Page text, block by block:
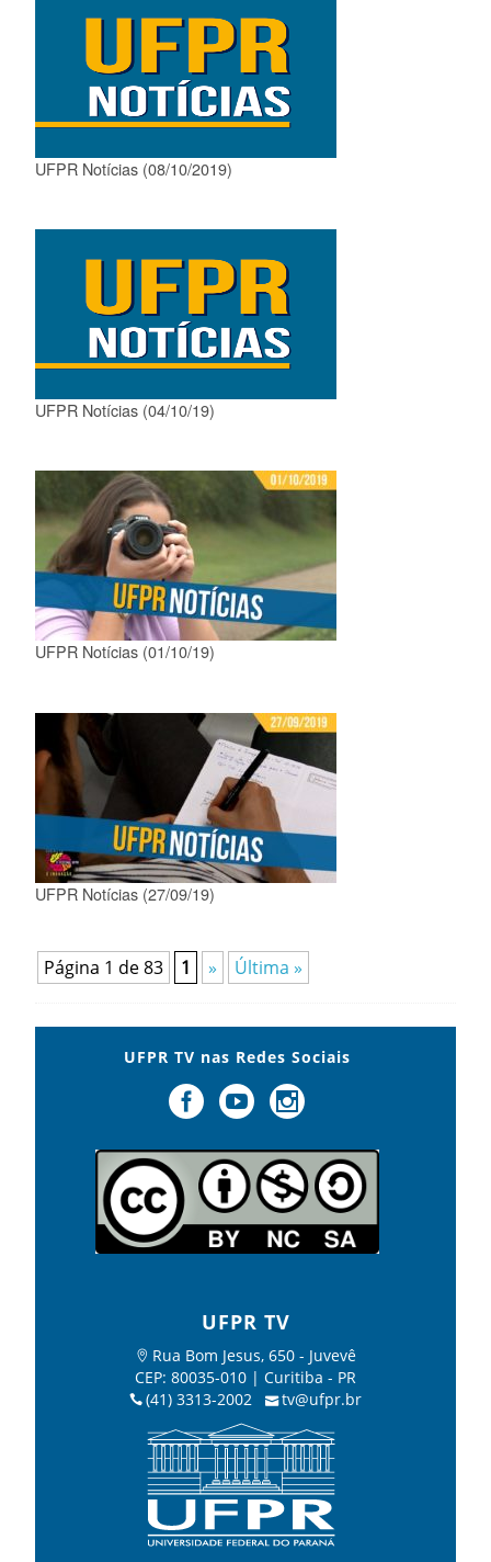
UFPR Notícias (08/10/2019)
UFPR Notícias (04/10/19)
UFPR Notícias (01/10/19)
UFPR Notícias (27/09/19)
Página 1 de 83 1 » Última »
UFPR TV nas Redes Sociais
UFPR TV
Rua Bom Jesus, 650 - Juvevê
CEP: 80035-010 | Curitiba - PR
(41) 3313-2002
tv@ufpr.br